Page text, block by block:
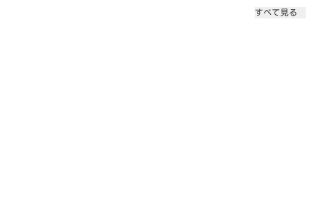
すべて見る